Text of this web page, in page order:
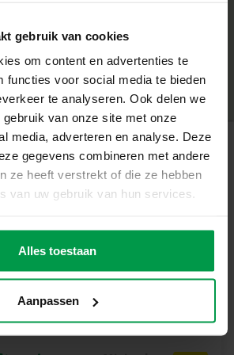
gebruik van cookies
om content en advertenties te
functies voor social media te bieden
te analyseren. Ook delen we
van onze site met onze
media, adverteren en analyse. Deze
gegevens combineren met andere
ze heeft verstrekt of die ze hebben
van uw gebruik van hun services.
Alles toestaan
Aanpassen
met water en een bezem
buiten speelplezier
Vrije Loop!
tekenen van een regenboog,
fantasiewereld, met dit stoepkrijt
voor urenlang
geschikt voor kinderen vanaf 2 jaar.
blauw, geel, wit, roze en paars
SES Creative?
we veiligheid erg belangrijk.
volgens de strengste Europese
Speelgoed van SES Creative zorgt
02206
producten
yoga
Minimale